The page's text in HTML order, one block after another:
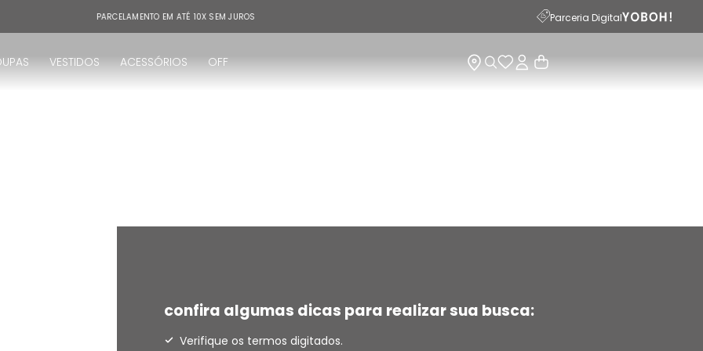
PARCELAMENTO EM ATÉ 10X SEM JUROS Parceria Digital
VESTIDOS ACESSÓRIOS OFF
confira algumas dicas para realizar sua busca:
Verifique os termos digitados.